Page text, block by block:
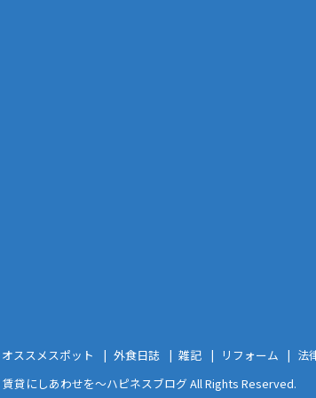
オススメスポット 外食日誌 雑記 リフォーム
法
賃貸にしあわせを〜ハピネスブログ All Rights Reserved.